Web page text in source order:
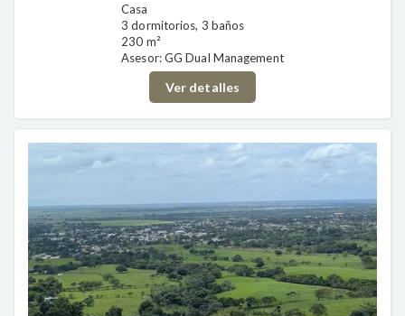
Casa
3 dormitorios, 3 baños
230 m²
Asesor: GG Dual Management
Ver detalles